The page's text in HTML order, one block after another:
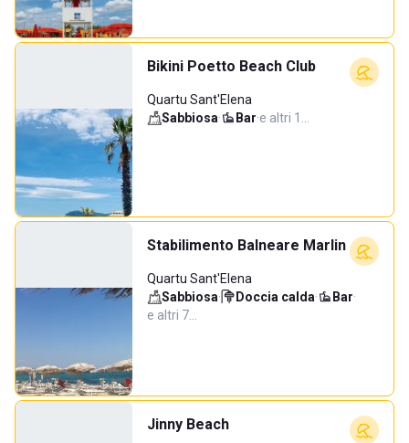
Bikini Poetto Beach Club
Quartu Sant'Elena
Sabbiosa· Bar·e altri 1…
Stabilimento Balneare Marlin
Quartu Sant'Elena
Sabbiosa· Doccia calda· Bar·
e altri 7…
Jinny Beach